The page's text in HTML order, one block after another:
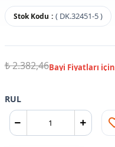
Stok Kodu ( DK.32451-5 )
₺ 2.382,46
RUL